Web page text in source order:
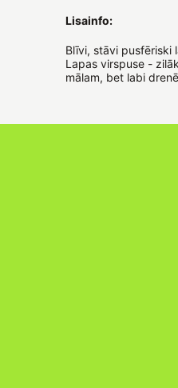
Lisainfo:
Blīvi, stāvi pusfēriski
Lapas virspuse -
mālam, bet labi